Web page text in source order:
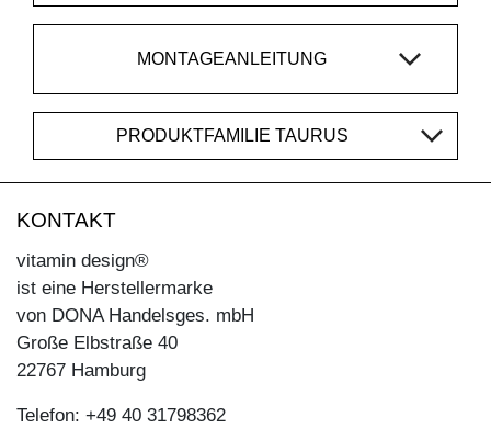
MONTAGEANLEITUNG
PRODUKTFAMILIE TAURUS
KONTAKT
vitamin design®
ist eine Herstellermarke
von DONA Handelsges. mbH
Große Elbstraße 40
22767 Hamburg
Telefon: +49 40 31798362